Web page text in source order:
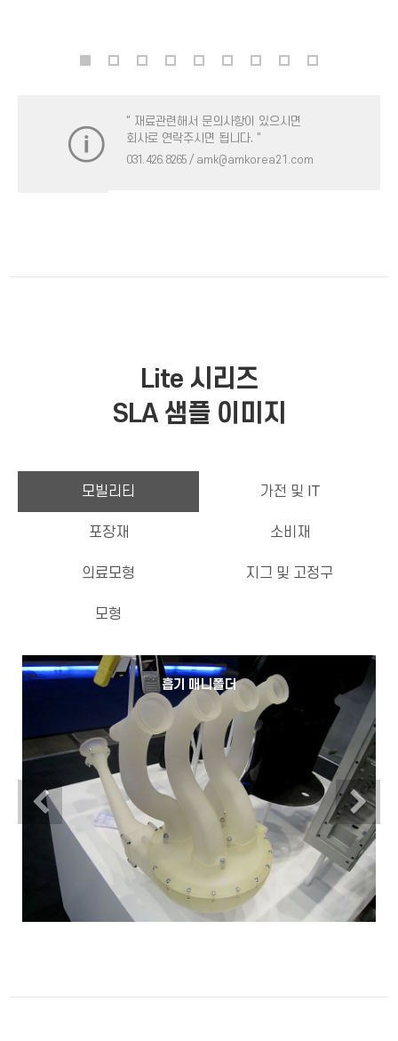
" 재료관련해서 문의사항이 있으시면
회사로 연락주시면 됩니다. "
031. 426. 8265 / amk@amkorea21.com
Lite 시리즈
SLA 샘플 이미지
모빌리티 가전 및 IT
포장재 소비재
의료모형 지그 및 고정구
모형
흡기 매니폴더
Previous